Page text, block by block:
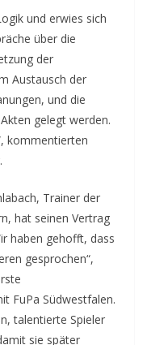
und erwies sich
über die
der
Austausch der
und die
gelegt werden.
kommentierten
Trainer der
hat seinen Vertrag
haben gehofft, dass
gesprochen“,
FuPa Südwestfalen.
talentierte Spieler
sie später